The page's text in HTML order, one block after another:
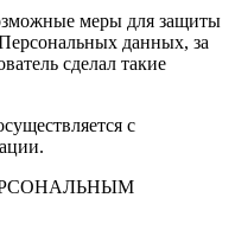
меры для защиты
данных, за
сделал такие
с